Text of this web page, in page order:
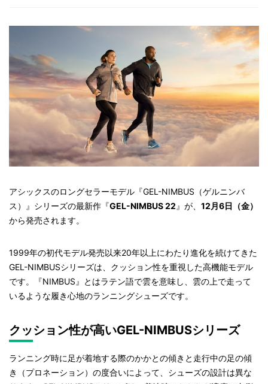
アシックスのロングセラーモデル『GEL-NIMBUS（ゲルニンバ
ス）』シリーズの最新作『GEL-NIMBUS 22 』が、 12月6日（金）
から発売されます。
1999年の初代モデル発売以来20年以上にわたり進化を続けてきた
GEL-NIMBUSシリーズは、クッション性を重視した高機能モデル
です。『NIMBUS』とはラテン語で雲を意味し、雲の上で走って
いるような履き心地のランニングシューズです。
クッション性が高いGEL-NIMBUSシリーズ
ランニング時に足が着地する際のかかとの傾きと走行中の足の傾
き（プロネーション）の度合いによって、シューズの設計は異な